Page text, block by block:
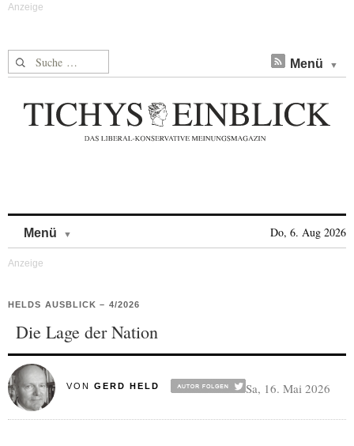
Suche nach: Menü
Menü Do, 6. Aug 2026
HELDS AUSBLICK – 4/2026
Die Lage der Nation
VON GERD HELD Sa, 16. Mai 2026